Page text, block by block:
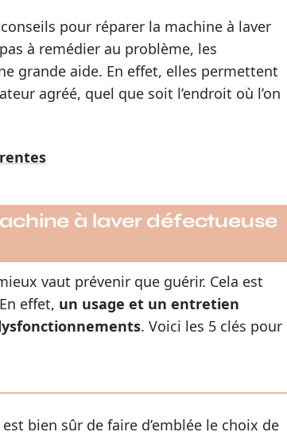
pour réparer la machine à laver
à remédier au problème, les
grande aide. En effet, elles permettent
agréé, quel que soit l’endroit où l’on
à laver défectueuse
vaut prévenir que guérir. Cela est
effet, un usage et un entretien
. Voici les 5 clés pour
bien sûr de faire d’emblée le choix de